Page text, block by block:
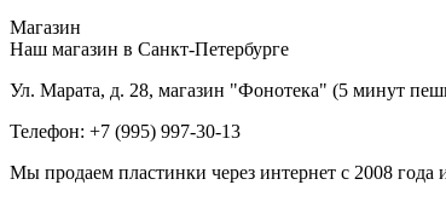
Магазин
Наш магазин в Санкт-Петербурге
Ул. Марата, д. 28, магазин "Фонотека" (5 минут
Телефон: +7 (995) 997-30-13
Мы продаем пластинки через интернет c 2008 года